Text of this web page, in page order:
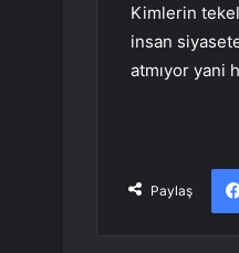
Kimlerin
insan
atmıyor yani
Paylaş